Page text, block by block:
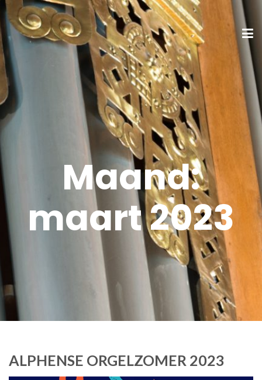
Maand:
maart 2023
ALPHENSE ORGELZOMER 2023